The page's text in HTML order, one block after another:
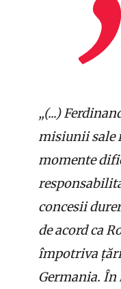
„(...)
misiunii sale
momente
concesii
de acord ca
împotriva
Germania. În